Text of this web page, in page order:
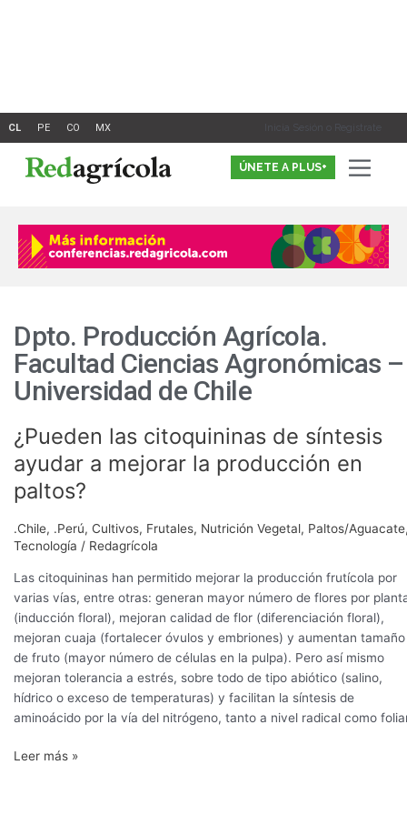
Inicia Sesión o Registrate
ÚNETE A PLUS+
Dpto. Producción Agrícola.
Facultad Ciencias Agronómicas –
Universidad de Chile
¿Pueden las citoquininas de síntesis
ayudar a mejorar la producción en
paltos?
.Chile, .Perú, Cultivos, Frutales, Nutrición Vegetal, Paltos/Aguacate
Tecnología / Redagrícola
Las citoquininas han permitido mejorar la producción frutícola por
varias vías, entre otras: generan mayor número de flores por
(inducción floral), mejoran calidad de flor (diferenciación floral),
mejoran cuaja (fortalecer óvulos y embriones) y aumentan tamaño
de fruto (mayor número de células en la pulpa). Pero así mismo
mejoran tolerancia a estrés, sobre todo de tipo abiótico (salino,
hídrico o exceso de temperaturas) y facilitan la síntesis de
aminoácido por la vía del nitrógeno, tanto a nivel radical como
¿Pueden
las
citoquininas
de
ayudar
a
mejorar
la
producción
en
paltos?
Leer más »